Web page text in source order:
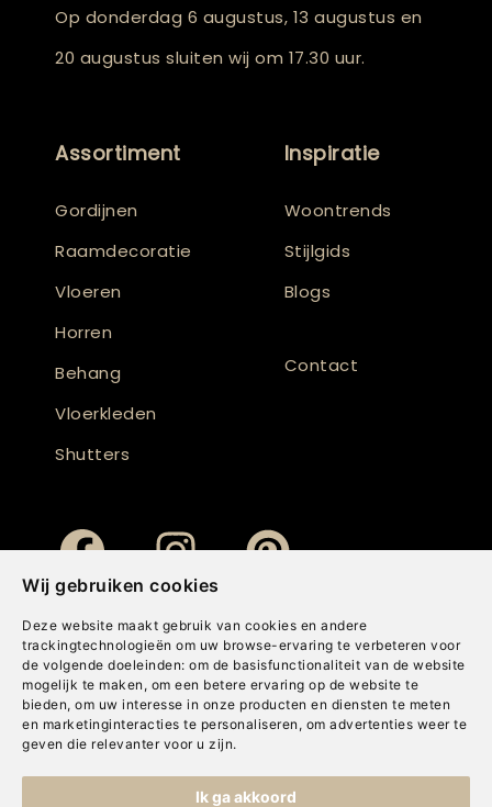
Wij gebruiken cookies
Deze website maakt gebruik van cookies en andere
trackingtechnologieën om uw browse-ervaring te verbeteren voor
de volgende doeleinden: om de basisfunctionaliteit van de website
mogelijk te maken , om een betere ervaring op de website te
bieden, om uw interesse in onze producten en diensten te meten
en marketinginteracties te personaliseren , om advertenties weer te
geven die relevanter voor u zijn.
Ik ga akkoord
Op donderdag 6 augustus, 13 augustus en
20 augustus sluiten wij om 17.30 uur.
Assortiment
Gordijnen
Raamdecoratie
Vloeren
Horren
Behang
Vloerkleden
Shutters
Inspiratie
Woontrends
Stijlgids
Blogs
Contact
Cookies